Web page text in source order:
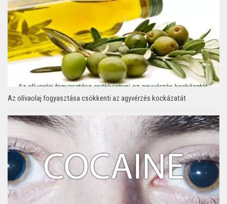
Az olívaolaj fogyasztása csökkenti az agyvérzés kockázatát